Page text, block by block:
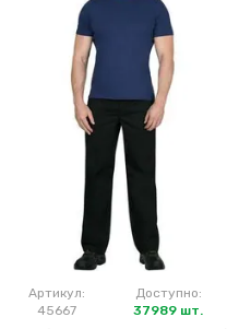
Артикул:
45667
Доступно:
37989 шт.